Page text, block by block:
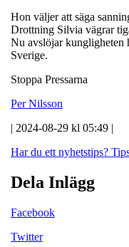
Hon väljer att säga
Drottning Silvia vägrar
Nu avslöjar kungligheten
Sverige.
Stoppa Pressarna
Per Nilsson
| 2024-08-29 kl 05:49 |
Har du ett nyhetstips?
Dela Inlägg
Facebook
Twitter